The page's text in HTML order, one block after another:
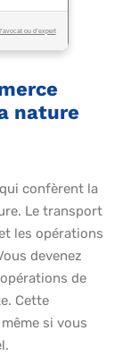
ou d’expert
nature
confèrent la
Le transport
les opérations
devenez
de
Cette
si vous